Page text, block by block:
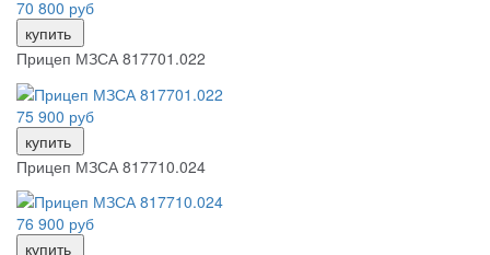
70 800 руб
купить
Прицеп МЗСА 817701.022
75 900 руб
купить
Прицеп МЗСА 817710.024
76 900 руб
купить